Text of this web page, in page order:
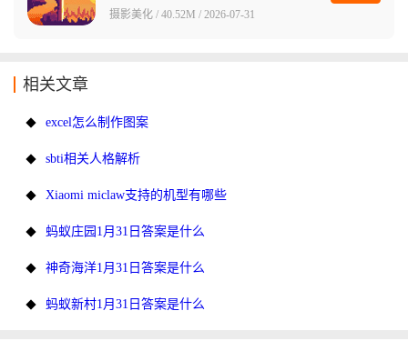
摄影美化 / 40.52M / 2026-07-31
相关文章
excel怎么制作图案
sbti相关人格解析
Xiaomi miclaw支持的机型有哪些
蚂蚁庄园1月31日答案是什么
神奇海洋1月31日答案是什么
蚂蚁新村1月31日答案是什么